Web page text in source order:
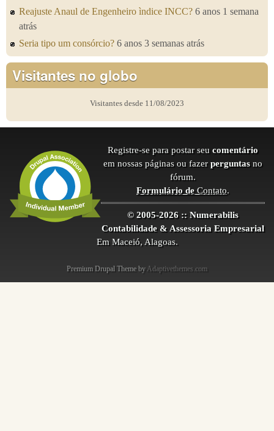
Reajuste Anaul de Engenheiro ìndice INCC? 6 anos 1 semana
atrás
Seria tipo um consórcio? 6 anos 3 semanas atrás
Visitantes no globo
Visitantes desde 11/08/2023
Registre-se para postar seu comentário
em nossas páginas ou fazer perguntasno
fórum.
Formulário deContato.
© 2005-2026 :: Numerabilis
Contabilidade & Assessoria Empresarial
Em Maceió, Alagoas.
Premium Drupal Theme by Adaptivethemes.com